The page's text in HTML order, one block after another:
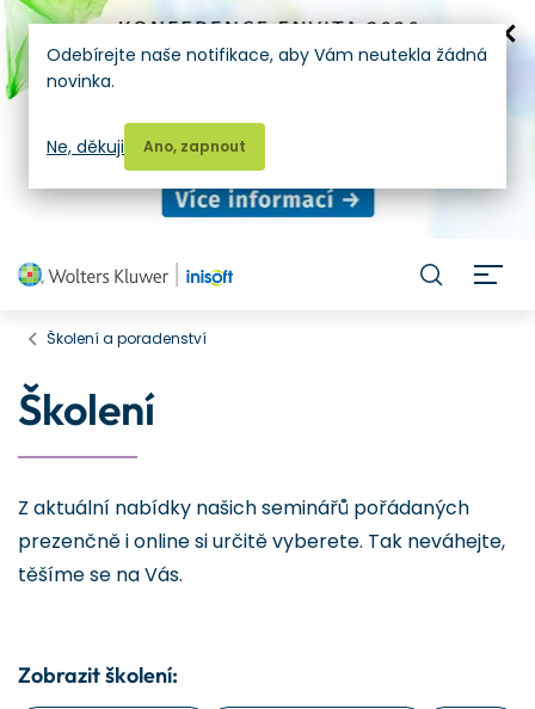
Školení a poradenství
Školení
Z aktuální nabídky našich seminářů pořádaných
prezenčně i online si určitě vyberete. Tak neváhejte,
těšíme se na Vás.
Zobrazit školení:
Odebírejte naše notifikace, aby Vám neutekla žádná
novinka.
Ano, zapnout
Ne, děkuji